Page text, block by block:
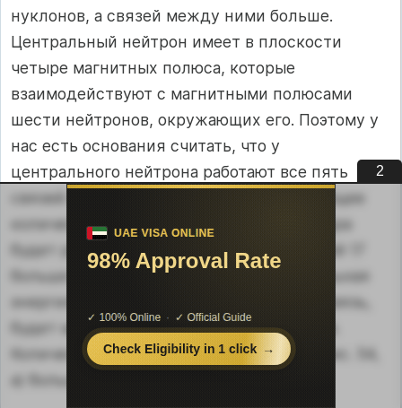
нуклонов, а связей между ними больше.
Центральный нейтрон имеет в плоскости
четыре магнитных полюса, которые
взаимодействуют с магнитными полюсами
шести нейтронов, окружающих его. Поэтому у
нас есть основания считать, что у
центрального нейтрона работают все пять
связей одновременно. С учетом этого общее
количество работающих связей этого ядра
будет равно 17. Так как количество связей 17
больше количества нуклонов 14, то удельная
энергия связи, приходящаяся на одну связь,
будет меньше, чем считалось до сих пор.
Количество связей между нуклонами (рис. 54,
а) больше количества нуклонов в нем.
1